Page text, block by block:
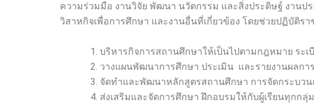
ความร่วมมือ งานวิจัย พัฒนา นวัตกรรม และสิ่งประดิษฐ์ งาน
วิสาหกิจเพื่อการศึกษา และงานอื่นที่เกี่ยวข้อง โดยช่วยปฏิบัติรา
บริหารกิจการสถานศึกษาให้เป็นไปตามกฎหมาย ระ
วางแผนพัฒนาการศึกษา ประเมิน และรายงานผลกา
จัดทำและพัฒนาหลักสูตรสถานศึกษา การจัดกระบวน
ส่งเสริมและจัดการศึกษา ฝึกอบรมให้กับผู้เรียนทุกก